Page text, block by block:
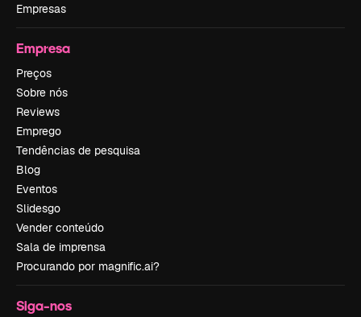
Empresas
Empresa
Preços
Sobre nós
Reviews
Emprego
Tendências de pesquisa
Blog
Eventos
Slidesgo
Vender conteúdo
Sala de imprensa
Procurando por magnific.ai?
Siga-nos